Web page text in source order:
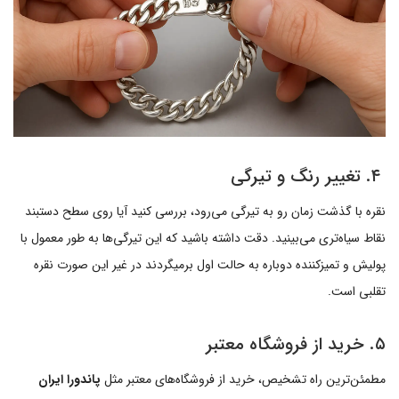
نقره با گذشت زمان رو به تیرگی می‌رود، بررسی کنید آیا روی سطح دستبند
نقاط سیاه‌تری می‌بینید. دقت داشته باشید که این تیرگی‌ها به طور معمول با
پولیش و تمیزکننده دوباره به حالت اول برمیگردند در غیر این صورت نقره
تقلبی است.
۵. خرید از فروشگاه معتبر
مطمئن‌ترین راه تشخیص، خرید از فروشگاه‌های معتبر مثل پاندورا ایران